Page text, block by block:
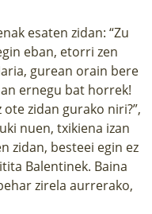
esaten zidan: “Zu
eban, etorri zen
gurean orain bere
ernegu bat horrek!
zidan gurako niri?”,
nuen, txikiena izan
zidan, besteei egin ez
Balentinek. Baina
zirela aurrerako,